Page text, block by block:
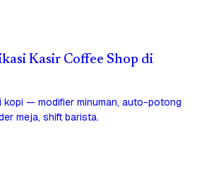
Kasir Coffee Shop di
kopi — modifier minuman, auto-potong
meja, shift barista.